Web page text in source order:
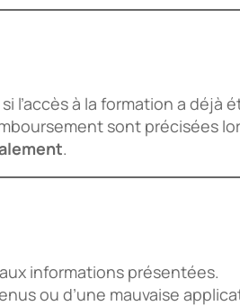
à la formation a déjà
sont précisées
.
informations présentées.
ou d’une mauvaise